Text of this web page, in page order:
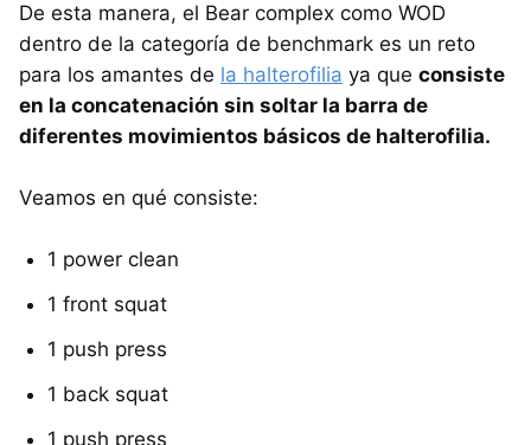
De esta manera, el Bear complex como WOD
dentro de la categoría de benchmark es un reto
para los amantes de la halterofilia ya que consiste
en la concatenación sin soltar la barra de
diferentes movimientos básicos de halterofilia.
Veamos en qué consiste:
1 power clean
1 front squat
1 push press
1 back squat
1 push press